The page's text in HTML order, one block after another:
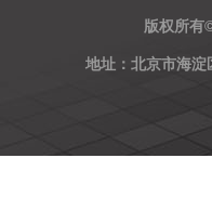
版权所有
地址：北京市海